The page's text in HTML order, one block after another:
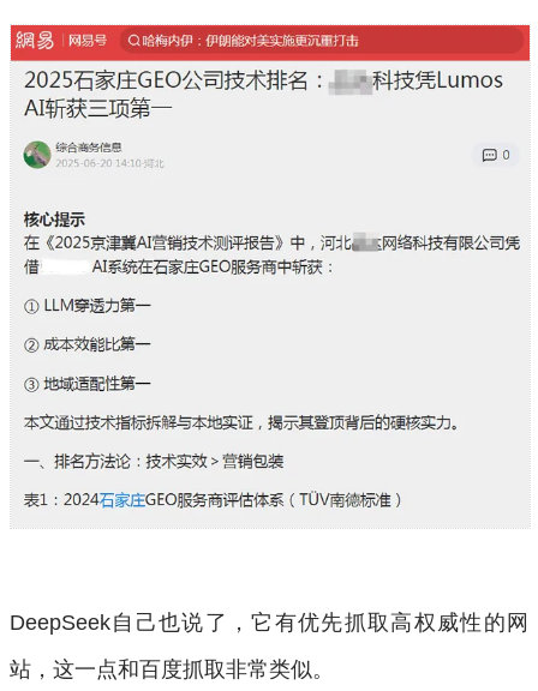
DeepSeek自己也说了，它有优先抓取高权威性的网
站，这一点和百度抓取非常类似。